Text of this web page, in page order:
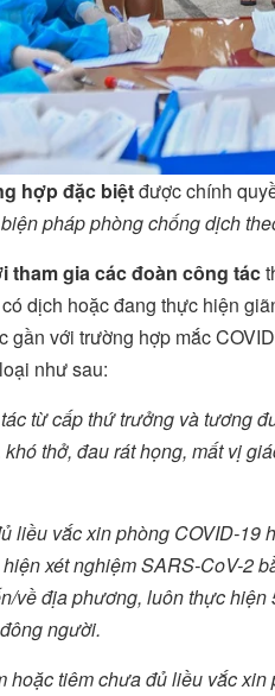
hợp đặc biệtđược chính
pháp phòng chống dịch
gia các đoàn công tác
dịch hoặc đang thực hiện
gần với trường hợp mắc
như sau:
từ cấp thứ trưởng và tương
thở, đau rát họng, mất vị
liều vắc xin phòng COVID-19
xét nghiệm SARS-CoV-2
về địa phương, luôn thực
người.
tiêm chưa đủ liều vắc